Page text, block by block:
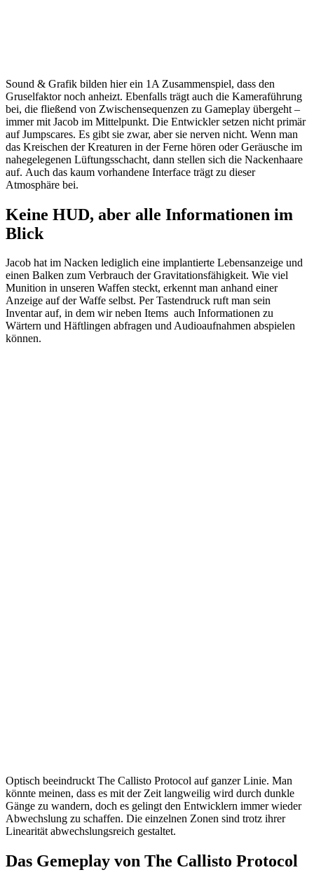
Sound & Grafik bilden hier ein 1A Zusammenspiel, dass den
Gruselfaktor noch anheizt. Ebenfalls trägt auch die Kameraführung
bei, die fließend von Zwischensequenzen zu Gameplay übergeht –
immer mit Jacob im Mittelpunkt. Die Entwickler setzen nicht primär
auf Jumpscares. Es gibt sie zwar, aber sie nerven nicht. Wenn man
das Kreischen der Kreaturen in der Ferne hören oder Geräusche im
nahegelegenen Lüftungsschacht, dann stellen sich die Nackenhaare
auf. Auch das kaum vorhandene Interface trägt zu dieser
Atmosphäre bei.
Keine HUD, aber alle Informationen im
Blick
Jacob hat im Nacken lediglich eine implantierte Lebensanzeige und
einen Balken zum Verbrauch der Gravitationsfähigkeit. Wie viel
Munition in unseren Waffen steckt, erkennt man anhand einer
Anzeige auf der Waffe selbst. Per Tastendruck ruft man sein
Inventar auf, in dem wir neben Items auch Informationen zu
Wärtern und Häftlingen abfragen und Audioaufnahmen abspielen
können.
Optisch beeindruckt The Callisto Protocol auf ganzer Linie. Man
könnte meinen, dass es mit der Zeit langweilig wird durch dunkle
Gänge zu wandern, doch es gelingt den Entwicklern immer wieder
Abwechslung zu schaffen. Die einzelnen Zonen sind trotz ihrer
Linearität abwechslungsreich gestaltet.
Das Gemeplay von The Callisto Protocol